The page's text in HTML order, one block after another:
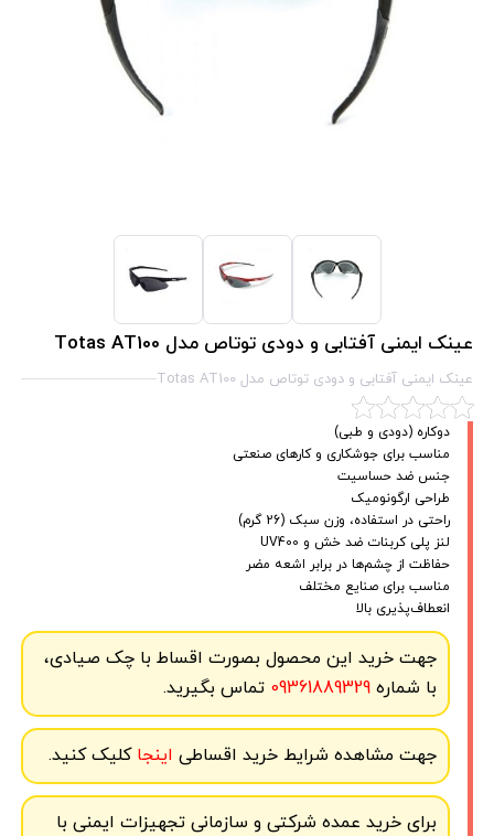
عینک ایمنی آفتابی و دودی توتاص مدل Totas AT100
عینک ایمنی آفتابی و دودی توتاص مدل Totas AT100
دوکاره (دودی و طبی)
مناسب برای جوشکاری و کارهای صنعتی
جنس ضد حساسیت
طراحی ارگونومیک
راحتی در استفاده، وزن سبک (26 گرم)
لنز پلی کربنات ضد خش و UV400
حفاظت از چشم‌ها در برابر اشعه مضر
مناسب برای صنایع مختلف
انعطاف‌پذیری بالا
جهت خرید این محصول بصورت اقساط با چک صیادی،
با شماره09361889329 تماس بگیرید.
جهت مشاهده شرایط خرید اقساطی اینجاکلیک کنید.
برای خرید عمده شرکتی و سازمانی تجهیزات ایمنی با